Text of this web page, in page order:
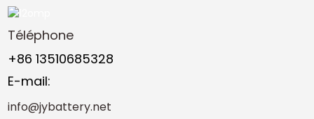
Téléphone
+86 13510685328
E-mail:
info@jybattery.net